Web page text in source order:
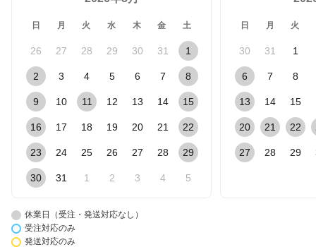
日 月 火 水 木 金 土
26 27 28 29 30 31 1
2 3 4 5 6 7 8
9 10 11 12 13 14 15
16 17 18 19 20 21 22
23 24 25 26 27 28 29
30 31 1 2 3 4 5
日 月 火
30 31 1
6 7 8
13 14 15
20 21 22
27 28 29
休業日（受注・発送対応なし）
受注対応のみ
発送対応のみ